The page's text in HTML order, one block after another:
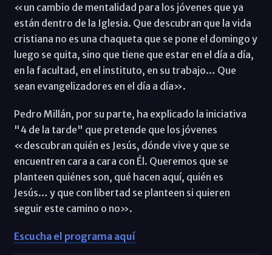
«un cambio de mentalidad para los jóvenes que ya
están dentro de la Iglesia. Que descubran que la vida
cristiana no es una chaqueta que se pone el domingo y
luego se quita, sino que tiene que estar en el día a día,
en la facultad, en el instituto, en su trabajo… Que
sean evangelizadores en el día a día».
Pedro Millán, por su parte, ha explicado la iniciativa
"4 de la tarde" que pretende que los jóvenes
«descubran quién es Jesús, dónde vive y que se
encuentren cara a cara con Él. Queremos que se
planteen quiénes son, qué hacen aquí, quién es
Jesús… y que con libertad se planteen si quieren
seguir este camino o no».
Escucha el programa aquí